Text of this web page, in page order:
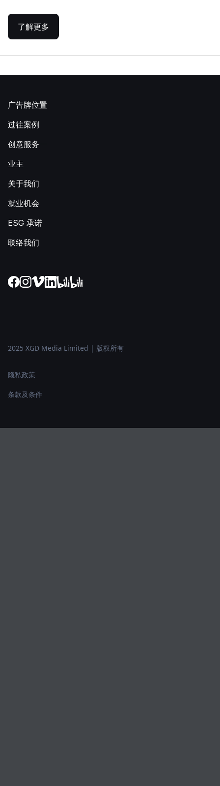
了解更多
广告牌位置
过往案例
创意服务
业主
关于我们
就业机会
ESG 承诺
联络我们
隐私政策
条款及条件
2025 XGD Media Limited | 版权所有